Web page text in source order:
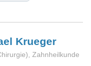
Krueger
Zahnheilkunde